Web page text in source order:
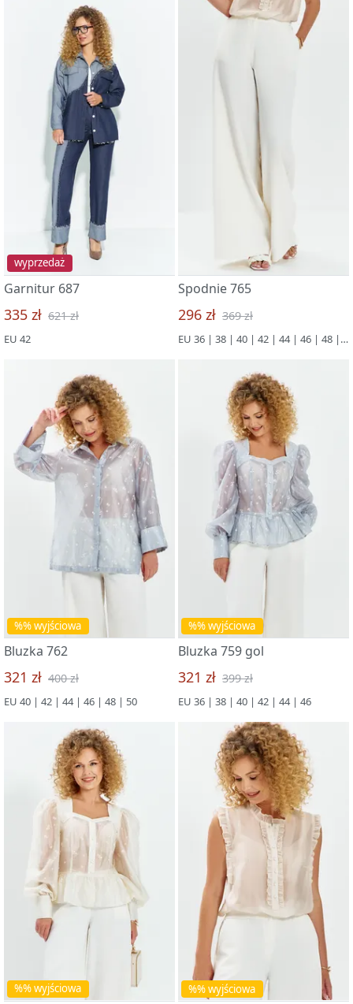
wyprzedaż
Garnitur 687
335 zł 621 zł
EU 42
Spodnie 765
296 zł 369 zł
EU 36 | 38 | 40 | 42 | 44 | 46 | 48 | 50
%% wyjściowa
Bluzka 762
321 zł 400 zł
EU 40 | 42 | 44 | 46 | 48 | 50
%% wyjściowa
Bluzka 759 gol
321 zł 399 zł
EU 36 | 38 | 40 | 42 | 44 | 46
%% wyjściowa %% wyjściowa